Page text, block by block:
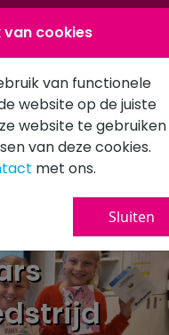
0183 601502
van cookies
van functionele
website op de juiste
website te gebruiken
van deze cookies.
met ons.
Sluiten